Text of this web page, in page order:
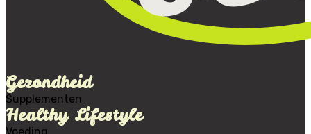
Gezondheid
Supplementen
Healthy Lifestyle